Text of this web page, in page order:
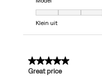
Model, 4 van 7, waarbij 1
Klein uit
5 van 5 sterren.
Great price